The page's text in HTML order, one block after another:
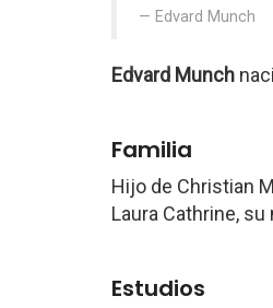
Edvard Munch
Edvard Munch
Familia
Hijo de Christian
Laura Cathrine,
Estudios